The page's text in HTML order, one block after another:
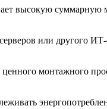
высокую суммарную
или другого
монтажного